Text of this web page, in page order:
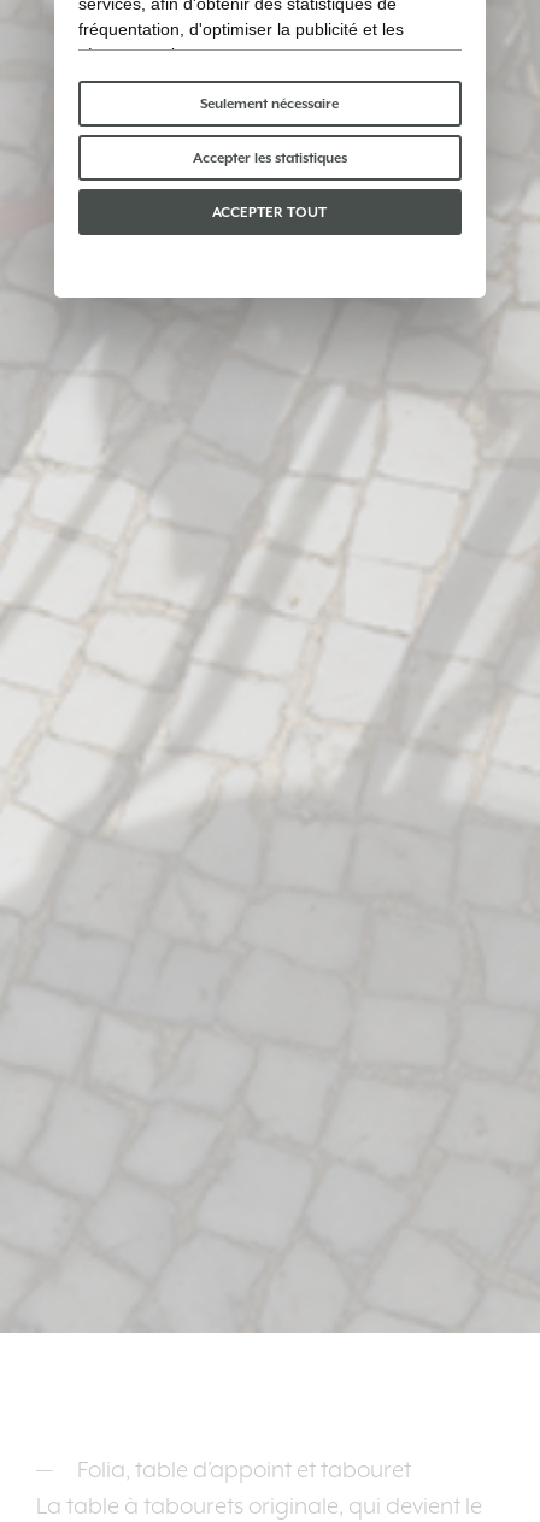
Folia, table d’appoint et tabouret
La table à tabourets originale, qui devient le
services, afin d'obtenir des statistiques de
fréquentation, d'optimiser la publicité et les
réseaux sociaux.
Certains cookies « techniques » sont
indispensables au bon fonctionnement du site et
ne traitent ni ne partagent aucune donnée
personnelle avec des tiers. Pour en savoir plus,
vous pouvez consulter notrepolitique en matière
Veuillez choisir les cookies que vous acceptez :
Seulement nécessaire
Accepter les statistiques
ACCEPTER TOUT